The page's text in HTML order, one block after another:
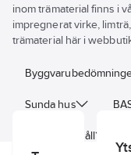
inom trämaterial finns i
impregnerat virke,
trämaterial här i
Sunda hus
Volym/Innehåll